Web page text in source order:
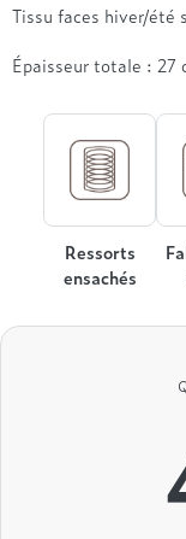
Tissu faces hiver/
Épaisseur totale : 27
Ressorts
ensachés